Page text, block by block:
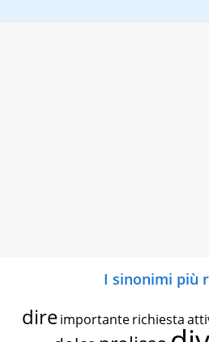
I sinonimi più
dire importante richiesta